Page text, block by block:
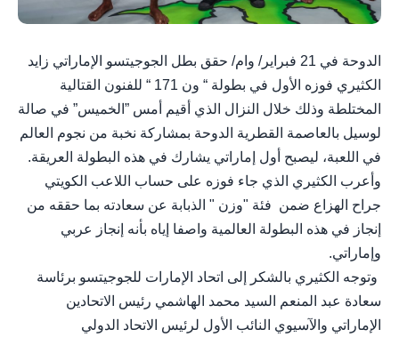
الدوحة في 21 فبراير/ وام/ حقق بطل الجوجيتسو الإماراتي زايد
الكثيري فوزه الأول في بطولة “ ون 171 “ للفنون القتالية
المختلطة وذلك خلال النزال الذي أقيم أمس ”الخميس” في صالة
لوسيل بالعاصمة القطرية الدوحة بمشاركة نخبة من نجوم العالم
في اللعبة، ليصبح أول إماراتي يشارك في هذه البطولة العريقة.
وأعرب الكثيري الذي جاء فوزه على حساب اللاعب الكويتي
جراح الهزاع ضمن فئة "وزن " الذبابة عن سعادته بما حققه من
إنجاز في هذه البطولة العالمية واصفا إياه بأنه إنجاز عربي
وإماراتي.
وتوجه الكثيري بالشكر إلى اتحاد الإمارات للجوجيتسو برئاسة
سعادة عبد المنعم السيد محمد الهاشمي رئيس الاتحادين
الإماراتي والآسيوي النائب الأول لرئيس الاتحاد الدولي